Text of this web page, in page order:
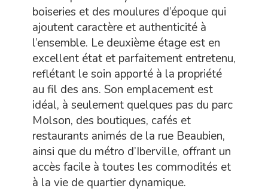
boiseries et des moulures d’époque qui
ajoutent caractère et authenticité à
l’ensemble. Le deuxième étage est en
excellent état et parfaitement entretenu,
reflétant le soin apporté à la propriété
au fil des ans. Son emplacement est
idéal, à seulement quelques pas du parc
Molson, des boutiques, cafés et
restaurants animés de la rue Beaubien,
ainsi que du métro d’Iberville, offrant un
accès facile à toutes les commodités et
à la vie de quartier dynamique.